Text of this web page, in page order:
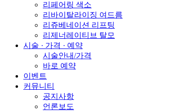
리페어링 색소
리바이탈라이징 여드름
리쥬베네이션 리프팅
리제너레이티브 탈모
시술 · 가격 · 예약
시술안내/가격
바로 예약
이벤트
커뮤니티
공지사항
언론보도